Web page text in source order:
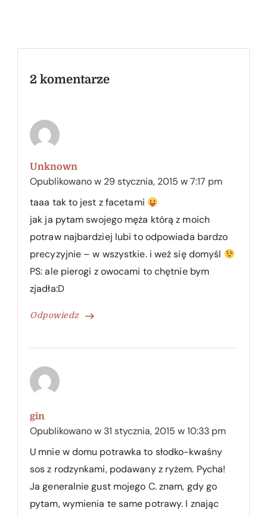
2 komentarze
Unknown
Opublikowano w 29 stycznia, 2015 w 7:17 pm
Odpowiedz
taaa tak to jest z facetami
jak ja pytam swojego męża którą z moich
potraw najbardziej lubi to odpowiada bardzo
precyzyjnie – w wszystkie. i weź się domyśl
PS: ale pierogi z owocami to chętnie bym
zjadła:D
gin
Opublikowano w 31 stycznia, 2015 w 10:33 pm
U mnie w domu potrawka to słodko-kwaśny
sos z rodzynkami, podawany z ryżem. Pycha!
Ja generalnie gust mojego C. znam, gdy go
pytam, wymienia te same potrawy. I znając